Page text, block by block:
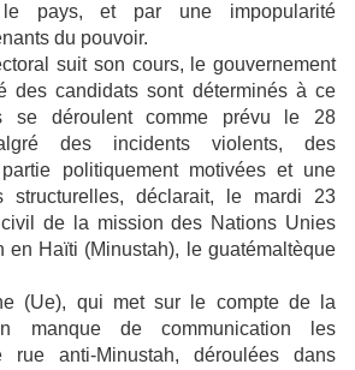
le pays, et par une impopularité
du pouvoir.
suit son cours, le gouvernement
des candidats sont déterminés à ce
se déroulent comme prévu le 28
des incidents violents, des
politiquement motivées et une
structurelles, déclarait, le mardi 23
de la mission des Nations Unies
en Haïti (Minustah), le guatémaltèque
(Ue), qui met sur le compte de la
manque de communication les
rue anti-Minustah, déroulées dans